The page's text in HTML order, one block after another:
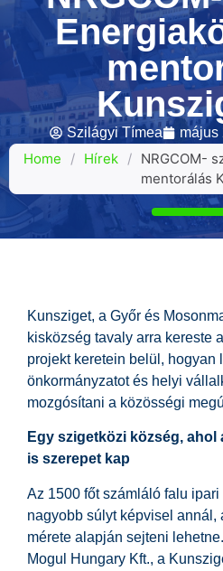
Szilágyi Tímea május
Home / Hírek / NRGCOM-
mentorálás
Kunsziget, a Győr és
kisközség tavaly arra kereste
projekt keretein belül, hogyan
önkormányzatot és helyi
mozgósítani a közösségi
Egy szigetközi község, ahol
is szerepet kap
Az 1500 főt számláló falu ipari
nagyobb súlyt képvisel annál,
mérete alapján sejteni
Mogul Hungary Kft., a